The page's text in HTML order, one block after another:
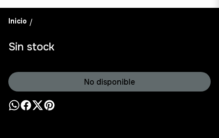
Inicio /
Sin stock
No disponible